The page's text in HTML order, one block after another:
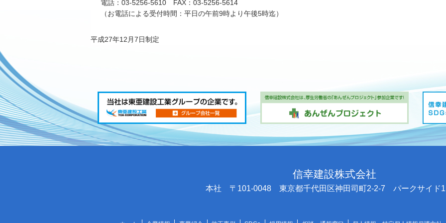
電話：03-5256-5610 FAX：03-5256-5614
（お電話による受付時間：平日の午前9時より午後5時迄）
平成27年12月7日制定
信幸建設株式会社
本社 〒101-0048 東京都千代田区神田司町2-2-7 パークサイ